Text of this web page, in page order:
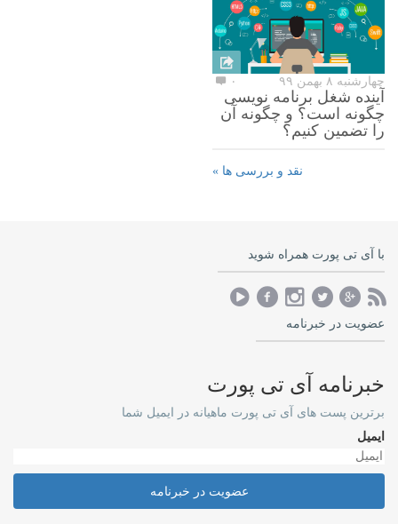
چهارشنبه ۸ بهمن ۹۹ ۰
آینده شغل برنامه نویسی
چگونه است؟ و چگونه آن
را تضمین کنیم؟
نقد و بررسی ها »
با آی تی پورت همراه شوید
عضویت در خبرنامه
خبرنامه آی تی پورت
برترین پست های آی تی پورت ماهیانه در ایمیل شما
ایمیل
عضویت در خبرنامه